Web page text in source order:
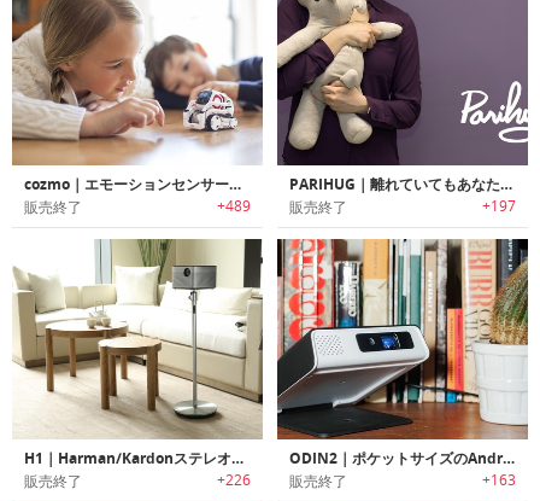
cozmo｜エモーションセンサー内蔵ロボット「コズモ」
販売終了 +489
PARIHUG｜離れていてもあなたのハグを届けられるぬいぐるみ型コミュニケーションデバイス「パリハグ」
販売終了 +197
H1｜Harman/Kardonステレオ、Android OS搭載300インチホームプロジェクター「H1」
販売終了 +226
ODIN2｜ポケットサイズのAndroidスマートプロジェクター「オーディン2」
販売終了 +163